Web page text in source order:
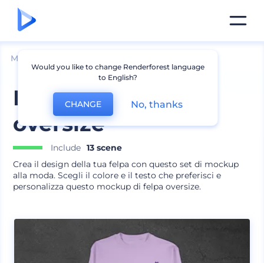
Mockup
Mockup di felpe
oversize
Include 13 scene
Crea il design della tua felpa con questo set di mockup
alla moda. Scegli il colore e il testo che preferisci e
personalizza questo mockup di felpa oversize.
Would you like to change Renderforest language
to English?
CHANGE No, thanks